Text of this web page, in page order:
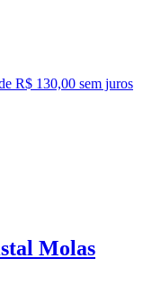
R$ 130,00 sem juros
Molas